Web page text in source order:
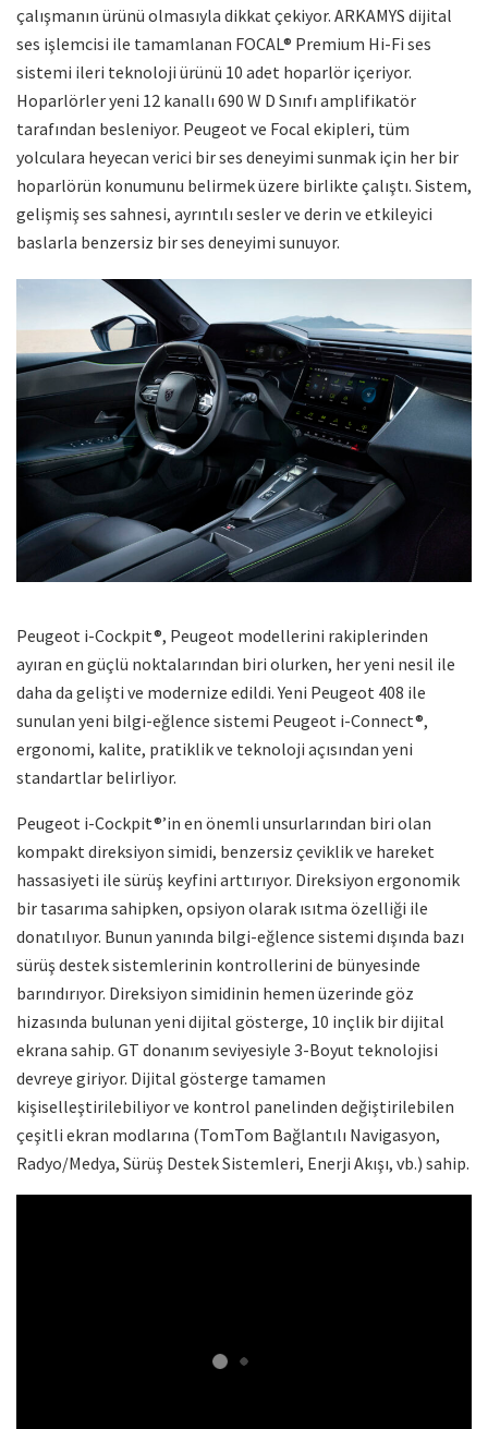
çalışmanın ürünü olmasıyla dikkat çekiyor. ARKAMYS dijital
ses işlemcisi ile tamamlanan FOCAL® Premium Hi-Fi ses
sistemi ileri teknoloji ürünü 10 adet hoparlör içeriyor.
Hoparlörler yeni 12 kanallı 690 W D Sınıfı amplifikatör
tarafından besleniyor. Peugeot ve Focal ekipleri, tüm
yolculara heyecan verici bir ses deneyimi sunmak için her bir
hoparlörün konumunu belirmek üzere birlikte çalıştı. Sistem,
gelişmiş ses sahnesi, ayrıntılı sesler ve derin ve etkileyici
baslarla benzersiz bir ses deneyimi sunuyor.
Peugeot i-Cockpit®, Peugeot modellerini rakiplerinden
ayıran en güçlü noktalarından biri olurken, her yeni nesil ile
daha da gelişti ve modernize edildi. Yeni Peugeot 408 ile
sunulan yeni bilgi-eğlence sistemi Peugeot i-Connect®,
ergonomi, kalite, pratiklik ve teknoloji açısından yeni
standartlar belirliyor.
Peugeot i-Cockpit®’in en önemli unsurlarından biri olan
kompakt direksiyon simidi, benzersiz çeviklik ve hareket
hassasiyeti ile sürüş keyfini arttırıyor. Direksiyon ergonomik
bir tasarıma sahipken, opsiyon olarak ısıtma özelliği ile
donatılıyor. Bunun yanında bilgi-eğlence sistemi dışında bazı
sürüş destek sistemlerinin kontrollerini de bünyesinde
barındırıyor. Direksiyon simidinin hemen üzerinde göz
hizasında bulunan yeni dijital gösterge, 10 inçlik bir dijital
ekrana sahip. GT donanım seviyesiyle 3-Boyut teknolojisi
devreye giriyor. Dijital gösterge tamamen
kişiselleştirilebiliyor ve kontrol panelinden değiştirilebilen
çeşitli ekran modlarına (TomTom Bağlantılı Navigasyon,
Radyo/Medya, Sürüş Destek Sistemleri, Enerji Akışı, vb.) sahip.